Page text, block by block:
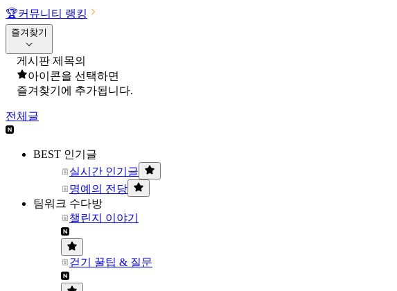
🏆커뮤니티 랭킹
즐겨찾기
게시판 제목의
아이콘을 선택하면
즐겨찾기에 추가됩니다.
전체글
BEST 인기글
실시간 인기글
명예의 전당
팀워크 수다방
챌린지 이야기
걷기 꿀팁 & 질문